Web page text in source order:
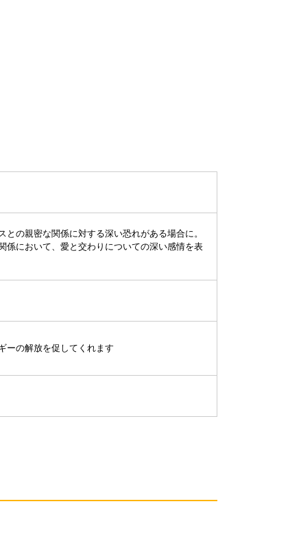
の親密な関係に対する深い恐れがある場合に。
係において、愛と交わりについての深い感情を表
ーの解放を促してくれます